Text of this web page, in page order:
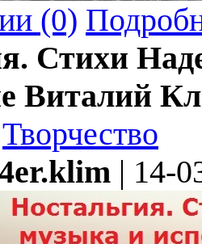
(0)
Стихи
Виталий
Творчество
| 14-